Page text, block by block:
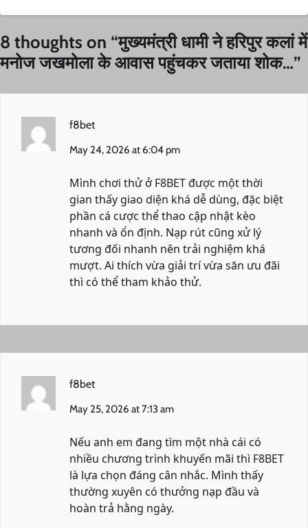
8 thoughts on “मुख्यमंत्री धामी ने हरिपुर कलां में
मनोज जखमोला के आवास पहुंचकर जताया शोक…”
f8bet
May 24, 2026 at 6:04 pm
Mình chơi thử ở F8BET được một thời
gian thấy giao diện khá dễ dùng, đặc biệt
phần cá cược thể thao cập nhật kèo
nhanh và ổn định. Nạp rút cũng xử lý
tương đối nhanh nên trải nghiệm khá
mượt. Ai thích vừa giải trí vừa săn ưu đãi
thì có thể tham khảo thử.
f8bet
May 25, 2026 at 7:13 am
Nếu anh em đang tìm một nhà cái có
nhiều chương trình khuyến mãi thì F8BET
là lựa chọn đáng cân nhắc. Mình thấy
thường xuyên có thưởng nạp đầu và
hoàn trả hằng ngày.